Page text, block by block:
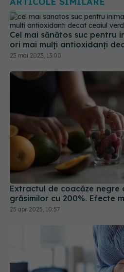
Cel mai sănătos suc pentru
ori mai mulți antioxidanți
25 mai 2025, 13:00
Extractul de coacăze negre
grăsimilor cu 200%. Efecte
25 apr 2025, 10:57